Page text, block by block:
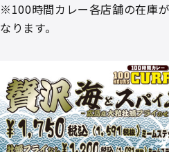
※100時間カレー各店舗の在庫
なります。